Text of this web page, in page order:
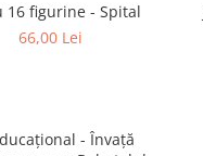
16 figurine - Spital
66,00 Lei
- Învață